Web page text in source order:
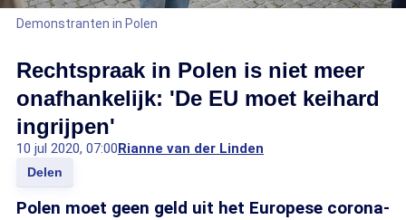
Demonstranten in Polen
Rechtspraak in Polen is niet meer
onafhankelijk: 'De EU moet keihard
ingrijpen'
10 jul 2020, 07:00Rianne van der Linden
Delen
Polen moet geen geld uit het Europese corona-